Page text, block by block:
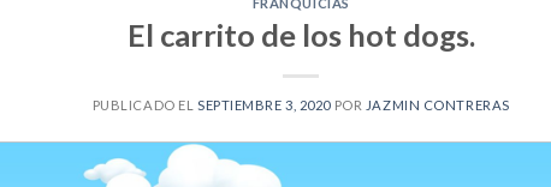
El carrito de los hot dogs.
PUBLICADO EL SEPTIEMBRE 3, 2020 POR JAZMIN CONTRERAS